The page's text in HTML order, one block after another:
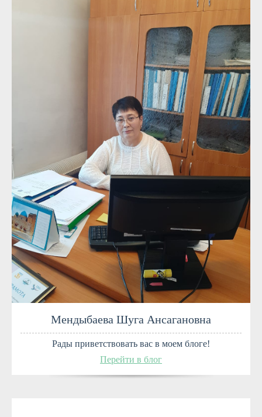
Мендыбаева Шуга Ансагановна
Рады приветствовать вас в моем блоге!
Перейти в блог